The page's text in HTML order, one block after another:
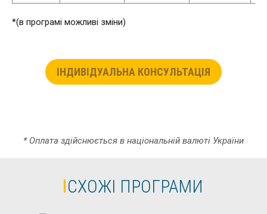
*(в програмі можливі зміни)
ІНДИВІДУАЛЬНА КОНСУЛЬТАЦІЯ
* Оплата здійснюється в національній валюті України
СХОЖІ ПРОГРАМИ